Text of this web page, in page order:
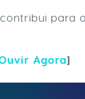
para
Agora]